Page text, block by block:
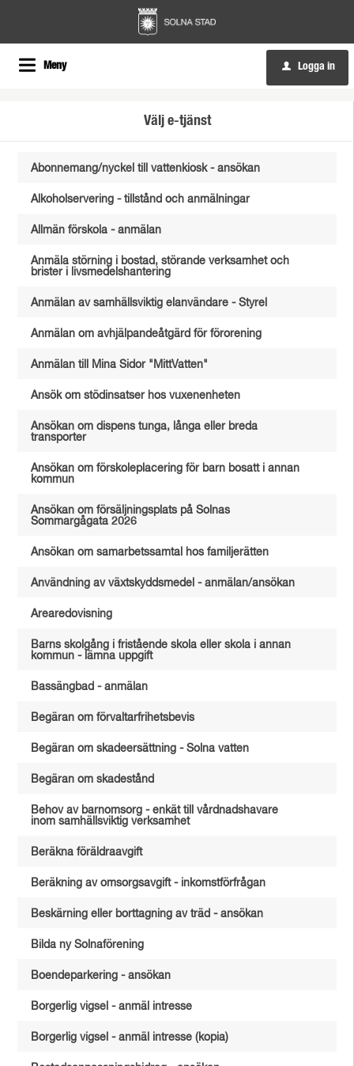
Meny u Logga in
Välj e-tjänst
Abonnemang/nyckel till vattenkiosk - ansökan
Alkoholservering - tillstånd och anmälningar
Allmän förskola - anmälan
Anmäla störning i bostad, störande verksamhet och
brister i livsmedelshantering
Anmälan av samhällsviktig elanvändare - Styrel
Anmälan om avhjälpandeåtgärd för förorening
Anmälan till Mina Sidor "MittVatten"
Ansök om stödinsatser hos vuxenenheten
Ansökan om dispens tunga, långa eller breda
transporter
Ansökan om förskoleplacering för barn bosatt i annan
kommun
Ansökan om försäljningsplats på Solnas
Sommargågata 2026
Ansökan om samarbetssamtal hos familjerätten
Användning av växtskyddsmedel - anmälan/ansökan
Arearedovisning
Barns skolgång i fristående skola eller skola i annan
kommun - lämna uppgift
Bassängbad - anmälan
Begäran om förvaltarfrihetsbevis
Begäran om skadeersättning - Solna vatten
Begäran om skadestånd
Behov av barnomsorg - enkät till vårdnadshavare
inom samhällsviktig verksamhet
Beräkna föräldraavgift
Beräkning av omsorgsavgift - inkomstförfrågan
Beskärning eller borttagning av träd - ansökan
Bilda ny Solnaförening
Boendeparkering - ansökan
Borgerlig vigsel - anmäl intresse
Borgerlig vigsel - anmäl intresse (kopia)